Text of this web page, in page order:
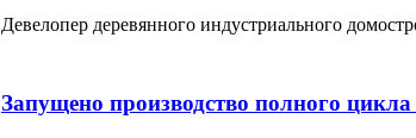
Девелопер деревянного индустриального
Запущено производство полного